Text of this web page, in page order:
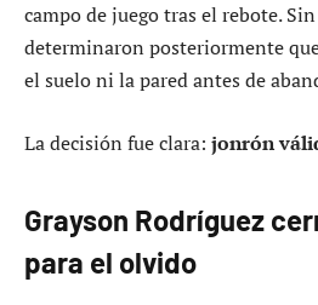
campo de juego tras el rebote.
determinaron posteriormente
el suelo ni la pared antes de
La decisión fue clara: jonrón
Grayson Rodríguez
para el olvido